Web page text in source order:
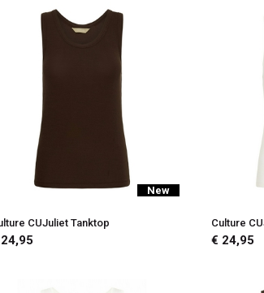
New
CUJuliet Tanktop Culture
€ 24,95